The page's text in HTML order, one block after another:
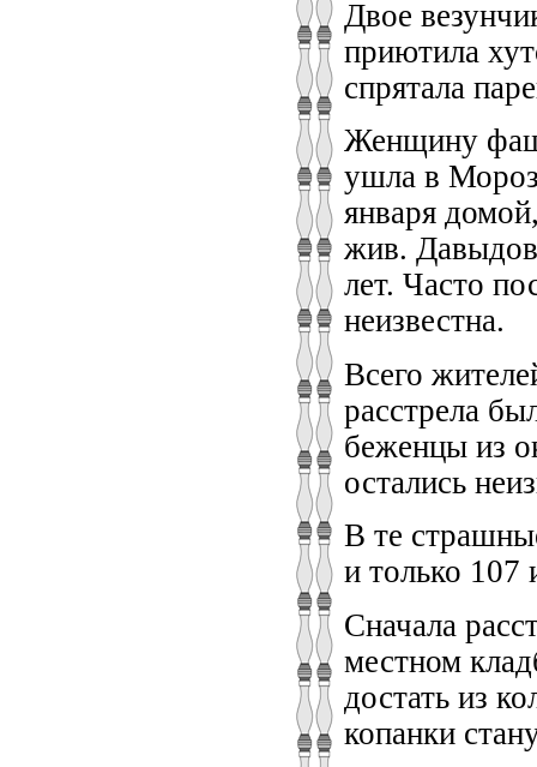
Двое
приютила
спрятала
Женщину
ушла в
января
жив.
лет. Часто
неизвестна.
Всего
расстрела
беженцы из
остались
В те
и только 107
Сначала
местном
достать из
копанки